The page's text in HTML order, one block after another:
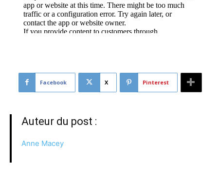
Facebook X Pinterest
Auteur du post :
Anne Macey